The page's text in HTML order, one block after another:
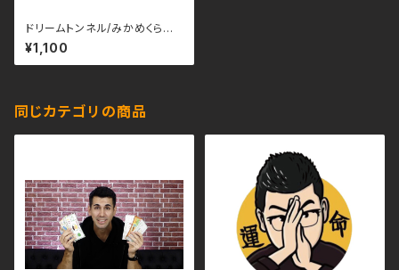
ドリームトンネル/みかめくらふ
と
¥1,100
同じカテゴリの商品